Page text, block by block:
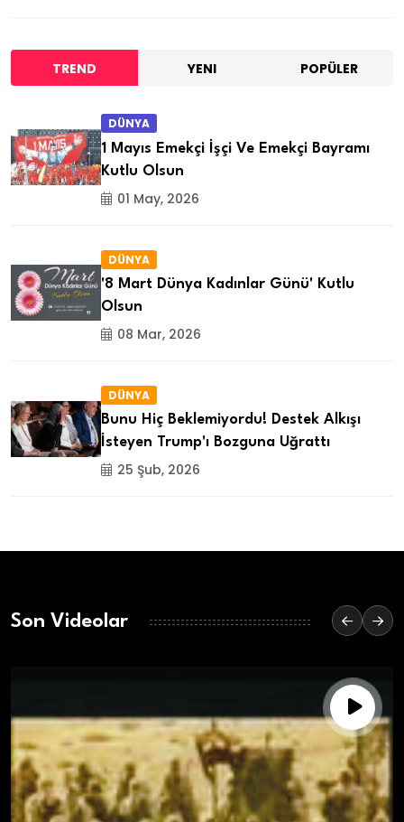
TREND YENI POPÜLER
DÜNYA
1 Mayıs Emekçi İşçi Ve Emekçi Bayramı
Kutlu Olsun
01 May, 2026
DÜNYA
'8 Mart Dünya Kadınlar Günü' Kutlu
Olsun
08 Mar, 2026
DÜNYA
Bunu Hiç Beklemiyordu! Destek Alkışı
İsteyen Trump'ı Bozguna Uğrattı
25 Şub, 2026
Son Videolar